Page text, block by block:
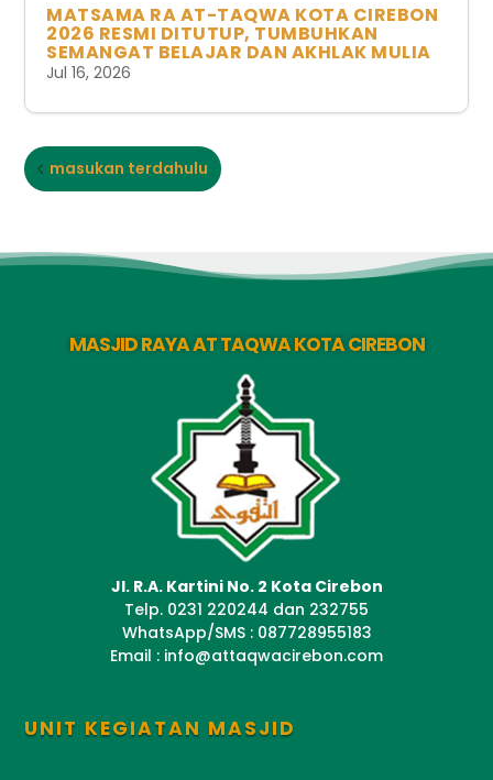
MATSAMA RA AT-TAQWA KOTA CIREBON
2026 RESMI DITUTUP, TUMBUHKAN
SEMANGAT BELAJAR DAN AKHLAK MULIA
Jul 16, 2026
masukan terdahulu
MASJID RAYA AT TAQWA KOTA CIREBON
Jl. R.A. Kartini No. 2 Kota Cirebon
Telp. 0231 220244 dan 232755
WhatsApp/SMS : 087728955183
Email : info@attaqwacirebon.com
UNIT KEGIATAN MASJID